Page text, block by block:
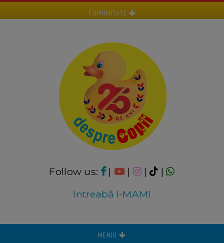
COMUNITATE
Follow us: | | |
|
Intreabă I-MAMI
MENIU